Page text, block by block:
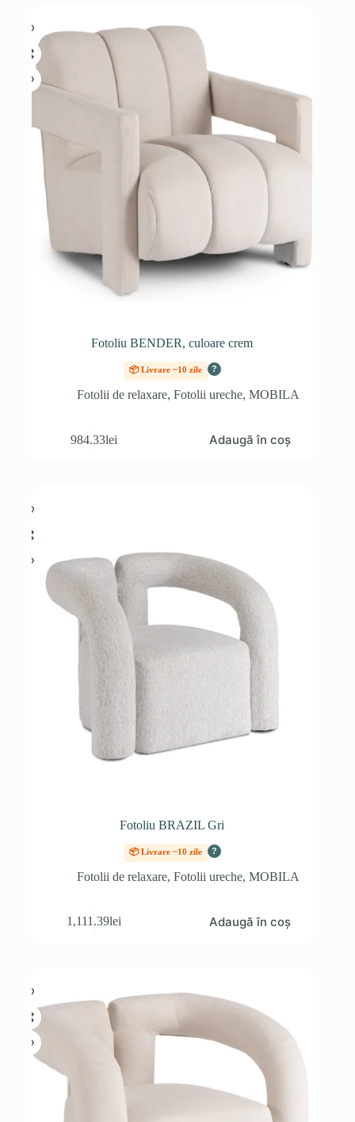
Fotoliu BENDER, culoare crem
📦 Livrare ~10 zile ?
Fotolii de relaxare, Fotolii ureche, MOBILA
984.33lei Adaugă în coș
Fotoliu BRAZIL Gri
📦 Livrare ~10 zile ?
Fotolii de relaxare, Fotolii ureche, MOBILA
1,111.39lei Adaugă în coș